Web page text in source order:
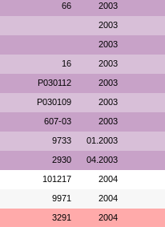
66 2003
2003
2003
16 2003
P030112 2003
P030109 2003
607-03 2003
9733 01.2003
2930 04.2003
101217 2004
9971 2004
3291 2004